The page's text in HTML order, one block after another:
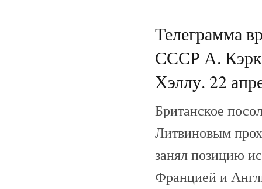
Телеграмма
СССР А.
Хэллу. 22
Британское
Литвиновым
занял позицию
Францией и